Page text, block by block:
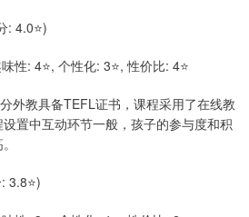
: 4.0⭐)
性: 4⭐, 个性化: 3⭐, 性价比: 4⭐
外教具备TEFL证书，课程采用了在线教
置中互动环节一般，孩子的参与度和积
3.8⭐)